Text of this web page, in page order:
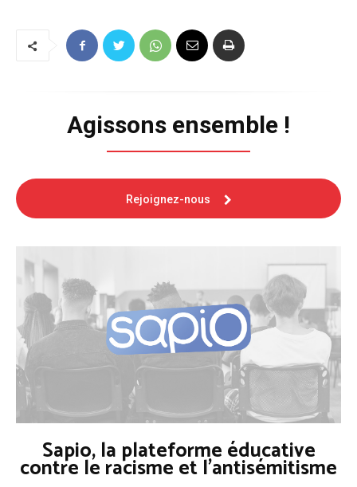
Agissons ensemble !
Rejoignez-nous
Sapio, la plateforme éducative
contre le racisme et l'antisémitisme